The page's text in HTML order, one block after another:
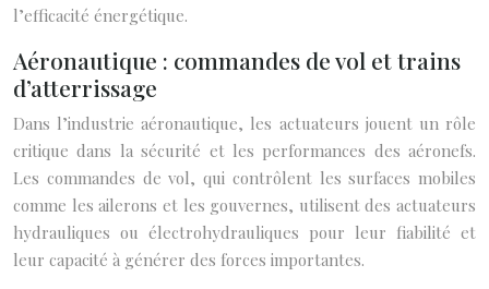
l’efficacité énergétique.
Aéronautique : commandes de vol et trains
d’atterrissage
Dans l’industrie aéronautique, les actuateurs jouent un rôle
critique dans la sécurité et les performances des aéronefs.
Les commandes de vol, qui contrôlent les surfaces mobiles
comme les ailerons et les gouvernes, utilisent des actuateurs
hydrauliques ou électrohydrauliques pour leur fiabilité et
leur capacité à générer des forces importantes.